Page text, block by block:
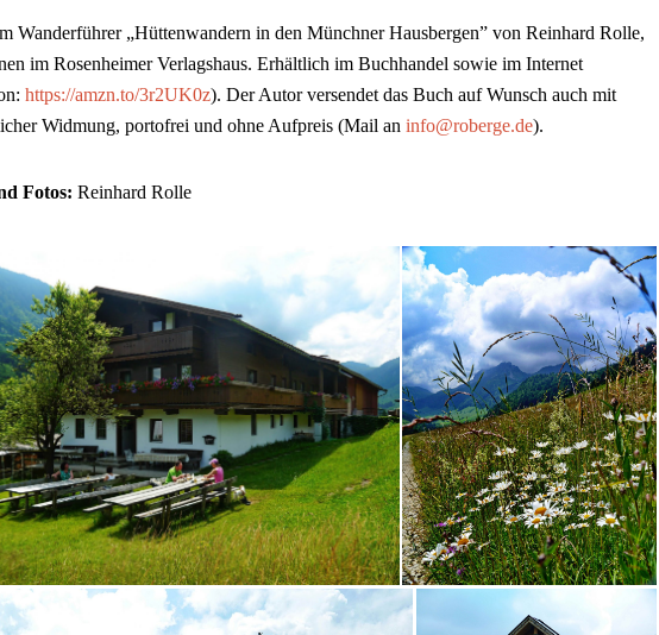
Wanderführer „Hüttenwandern in den Münchner Hausbergen” von Reinhard Rolle,
im Rosenheimer Verlagshaus. Erhältlich im Buchhandel sowie im Internet
https://amzn.to/3r2UK0z). Der Autor versendet das Buch auf Wunsch auch mit
Widmung, portofrei und ohne Aufpreis (Mail an info@roberge.de).
Fotos: Reinhard Rolle